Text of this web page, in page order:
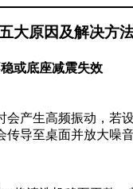
大原因及解决方
或底座减震失效
会产生高频振动，若
导至桌面并放大噪音